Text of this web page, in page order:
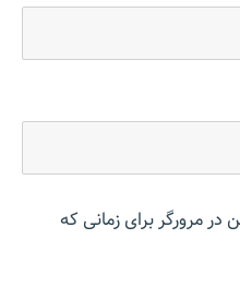
در مرورگر برای زمانی که